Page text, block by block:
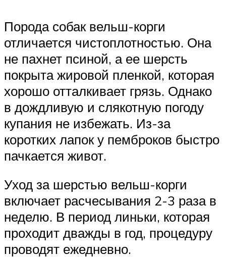
Порода собак вельш-корги
отличается чистоплотностью. Она
не пахнет псиной, а ее шерсть
покрыта жировой пленкой, которая
хорошо отталкивает грязь. Однако
в дождливую и слякотную погоду
купания не избежать. Из-за
коротких лапок у пемброков быстро
пачкается живот.
Уход за шерстью вельш-корги
включает расчесывания 2-3 раза в
неделю. В период линьки, которая
проходит дважды в год, процедуру
проводят ежедневно.